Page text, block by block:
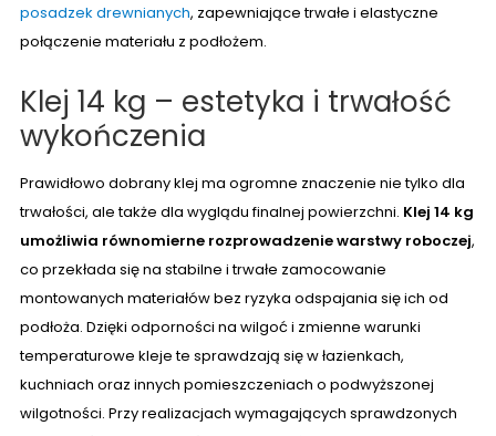
posadzek drewnianych, zapewniające trwałe i elastyczne
połączenie materiału z podłożem.
Klej 14 kg – estetyka i trwałość
wykończenia
Prawidłowo dobrany klej ma ogromne znaczenie nie tylko dla
trwałości, ale także dla wyglądu finalnej powierzchni. Klej 14 kg
umożliwia równomierne rozprowadzenie warstwy roboczej,
co przekłada się na stabilne i trwałe zamocowanie
montowanych materiałów bez ryzyka odspajania się ich od
podłoża. Dzięki odporności na wilgoć i zmienne warunki
temperaturowe kleje te sprawdzają się w łazienkach,
kuchniach oraz innych pomieszczeniach o podwyższonej
wilgotności. Przy realizacjach wymagających sprawdzonych